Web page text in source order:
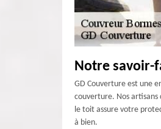
Notre savoir-
GD Couverture est une
couverture. Nos artisans
le toit assure votre
à bien.